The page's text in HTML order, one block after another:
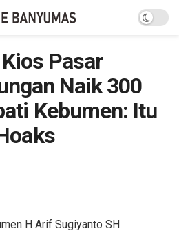
Pasar
Naik 300
Kebumen: Itu
H Arif Sugiyanto SH